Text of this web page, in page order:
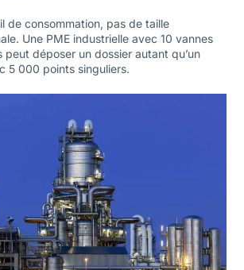
de consommation, pas de taille
Une PME industrielle avec 10 vannes
peut déposer un dossier autant qu’un
5 000 points singuliers.